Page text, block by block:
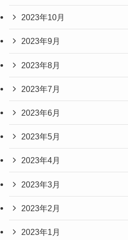
2023年10月
2023年9月
2023年8月
2023年7月
2023年6月
2023年5月
2023年4月
2023年3月
2023年2月
2023年1月